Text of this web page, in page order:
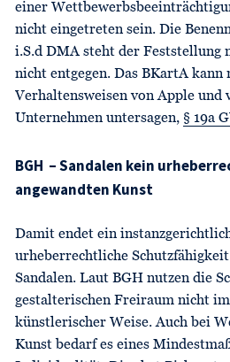
einer
nicht eingetreten sein. Die
i.S.d DMA steht der Feststellung
nicht entgegen. Das BKartA kann
Verhaltensweisen von Apple und
Unternehmen untersagen, § 19a
BGH – Sandalen kein
angewandten Kunst
Damit endet ein
urheberrechtliche
Sandalen. Laut BGH nutzen die
gestalterischen Freiraum nicht
künstlerischer Weise. Auch bei
Kunst bedarf es eines